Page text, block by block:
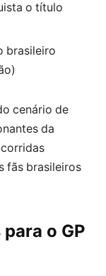
o título
brasileiro
cenário de
da
fãs brasileiros
o GP